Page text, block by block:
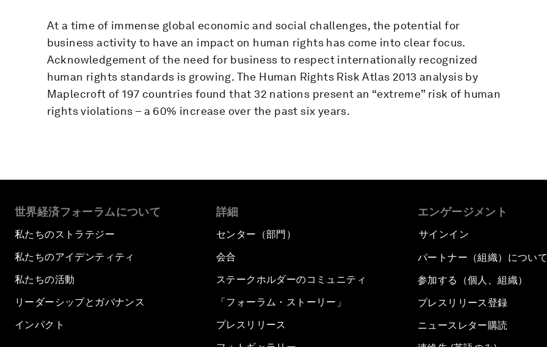
At a time of immense global economic and social challenges, the potential for
business activity to have an impact on human rights has come into clear focus.
Acknowledgement of the need for business to respect internationally recognized
human rights standards is growing. The Human Rights Risk Atlas 2013 analysis by
Maplecroft of 197 countries found that 32 nations present an “extreme” risk of human
rights violations – a 60% increase over the past six years.
世界経済フォーラムについて
私たちのストラテジー
私たちのアイデンティティ
私たちの活動
リーダーシップとガバナンス
インパクト
詳細
センター（部門）
会合
ステークホルダーのコミュニティ
「フォーラム・ストーリー」
プレスリリース
エンゲージメント
サインイン
パートナー（組織）について
参加する（個人、組織）
プレスリリース登録
ニュースレター購読